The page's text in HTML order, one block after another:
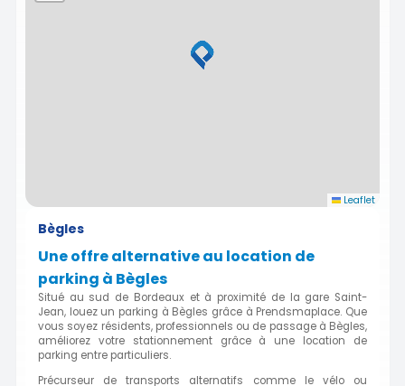
Leaflet
Bègles
Une offre alternative au location de
parking à Bègles
Situé au sud de Bordeaux et à proximité de la gare Saint-
Jean, louez un parking à Bègles grâce à Prendsmaplace. Que
vous soyez résidents, professionnels ou de passage à Bègles,
améliorez votre stationnement grâce à une location de
parking entre particuliers.
Précurseur de transports alternatifs comme le vélo ou